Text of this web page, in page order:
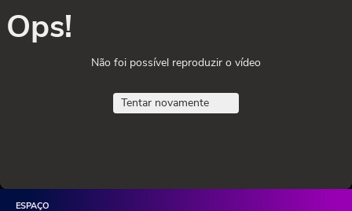
Ops!
Não foi possível reproduzir o vídeo
Tentar novamente
ESPAÇO